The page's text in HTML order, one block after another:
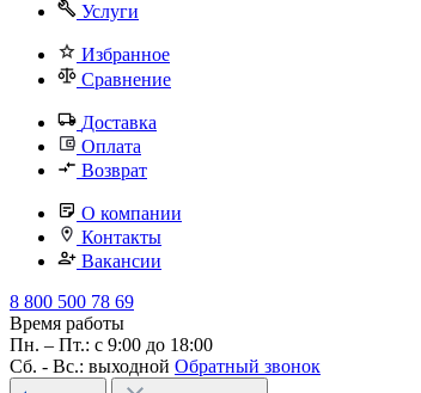
Услуги
Избранное
Сравнение
Доставка
Оплата
Возврат
О компании
Контакты
Вакансии
8 800 500 78 69
Время работы
Пн. – Пт.: с 9:00 до 18:00
Сб. - Вс.: выходной Обратный звонок